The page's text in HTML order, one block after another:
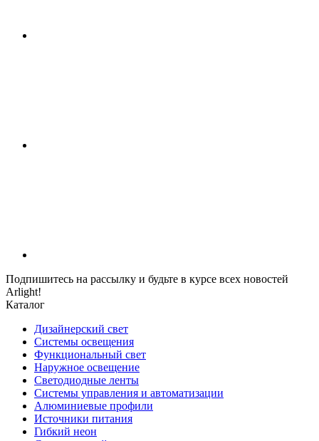
Подпишитесь на рассылку и будьте в курсе всех новостей
Arlight!
Каталог
Дизайнерский свет
Системы освещения
Функциональный свет
Наружное освещение
Светодиодные ленты
Системы управления и автоматизации
Алюминиевые профили
Источники питания
Гибкий неон